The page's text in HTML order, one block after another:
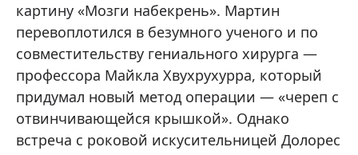
картину «Мозги набекрень». Мартин
перевоплотился в безумного ученого и по
совместительству гениального хирурга —
профессора Майкла Хвухрухурра, который
придумал новый метод операции — «череп с
отвинчивающейся крышкой». Однако
встреча с роковой искусительницей Долорес